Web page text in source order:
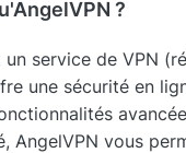
?
un service de VPN
une sécurité en
AngelVPN vous